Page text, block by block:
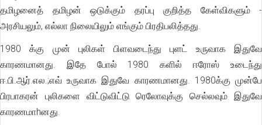
தமிழனைத் தமிழன் ஒடுக்கும் தரப்பு குறித்த கேள்விகளும் -
அரசியலும், எல்லா நிலையிலும் எங்கும் பிரதிபலித்தது.
1980 க்கு முன் புலிகள் பிளவடைந்து புளட் உருவாக இதுவே
காரணமானது. இதே போல் 1980 களில் ஈரோஸ் உடைந்து
ஈ.பி.ஆர்.எல.;எவ் உருவாக இதுவே காரணமானது. 1980க்கு முன்பே
பிரபாகரன் புலிகளை விட்டுவிட்டு ரெலோவுக்கு செல்லவும் இதுவே
காரணமாhனது.